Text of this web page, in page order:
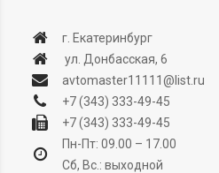
г. Екатеринбург
ул. Донбасская, 6
avtomaster11111@list.ru
+7 (343) 333-49-45
+7 (343) 333-49-45
Пн-Пт: 09.00 – 17.00
Сб, Вс.: выходной